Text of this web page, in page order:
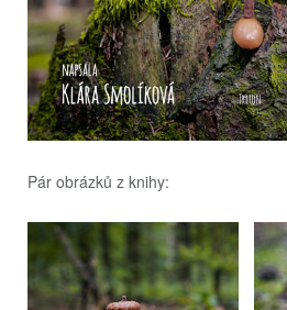
Pár obrázků z knihy: